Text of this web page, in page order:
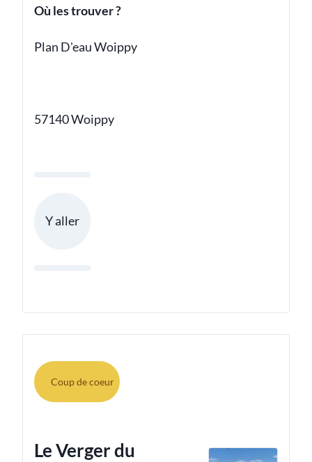
Où les trouver ?
Plan D'eau Woippy
57140 Woippy
Y aller
Coup de coeur
Le Verger du